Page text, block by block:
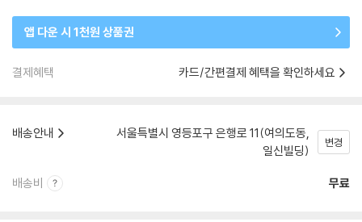
앱 다운 시 1천원 상품권
결제혜택 카드/간편결제 혜택을 확인하세요
배송안내
서울특별시 영등포구 은행로 11(여의도동,
일신빌딩)
변경
배송비 무료